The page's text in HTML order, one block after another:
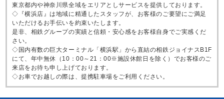
東京都内や神奈川県全域をエリアとしサービスを提供しております。
◇『横浜店』は地域に精通したスタッフが、お客様のご要望にご満足
いただけるお手伝いを約束いたします。
是非、相鉄グループの実績と信頼・安心感をお客様自身でご実感くだ
さい。
◇国内有数の巨大ターミナル「横浜駅」から直結の相鉄ジョイナスB1F
にて、年中無休（10：00～21：00※施設休館日を除く）でお客様のご
来店をお待ち申し上げております。
◇お車でお越しの際は、提携駐車場をご利用ください。